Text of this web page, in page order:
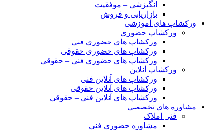
انگیزشی – موفقیت
بازاریابی و فروش
ورکشاپ های آموزشی
ورکشاپ حضوری
ورکشاپ های حضوری فنی
ورکشاپ های حضوری حقوقی
ورکشاپ های حضوری فنی – حقوقی
ورکشاپ آنلاین
ورکشاپ های آنلاین فنی
ورکشاپ های آنلاین حقوقی
ورکشاپ های آنلاین فنی – حقوقی
مشاوره های تخصصی
فنی املاک
مشاوره حضوری فنی